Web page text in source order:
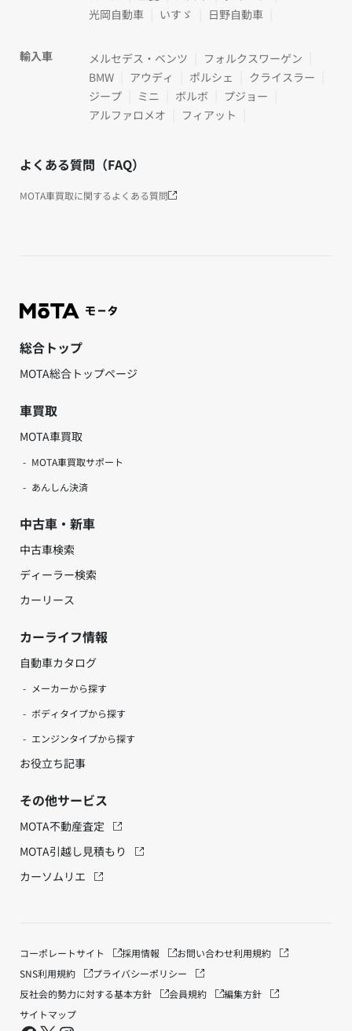
光岡自動車
いすゞ 日野自動車
輸入車 メルセデス・ベンツ
フォルクスワーゲン
BMW
アウディ ポルシェ
クライスラー
ジープ
ミニ ボルボ
プジョー
アルファロメオ
フィアット
よくある質問（FAQ）
MOTA車買取に関するよくある質問
総合トップ
MOTA総合トップページ
車買取
MOTA車買取
MOTA車買取サポート
あんしん決済
中古車・新車
中古車検索
ディーラー検索
カーリース
カーライフ情報
自動車カタログ
メーカーから探す
ボディタイプから探す
エンジンタイプから探す
お役立ち記事
その他サービス
MOTA不動産査定
MOTA引越し見積もり
カーソムリエ
コーポレートサイト 採用情報 お問い合わせ利用規約
SNS利用規約
プライバシーポリシー
反社会的勢力に対する基本方針
会員規約
編集方針
サイトマップ